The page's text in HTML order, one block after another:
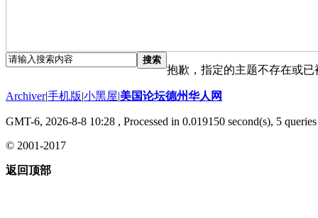
搜索
抱歉，指定的主题不存在或
Archiver|手机版|小黑屋|美国论坛德州华人网
GMT-6, 2026-8-8 10:28 , Processed in 0.019150 second(s), 5
© 2001-2017
返回顶部